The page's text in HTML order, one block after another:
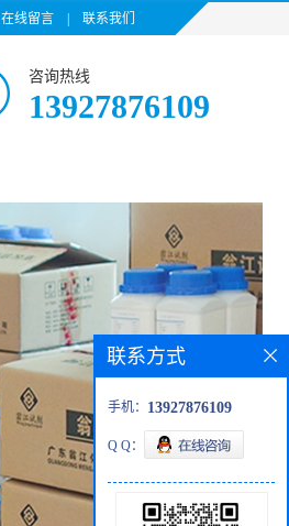
在线留言 联系我们
咨询热线
13927876109
联系方式
手机： 13927876109
Q Q：